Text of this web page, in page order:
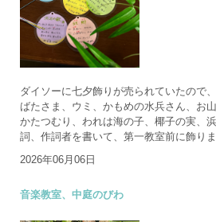
ダイソーに七夕飾りが売られていたので
ばたさま、ウミ、かもめの水兵さん、お
かたつむり、われは海の子、椰子の実、
詞、作詞者を書いて、第一教室前に飾り
2026年06月06日
音楽教室、中庭のびわ